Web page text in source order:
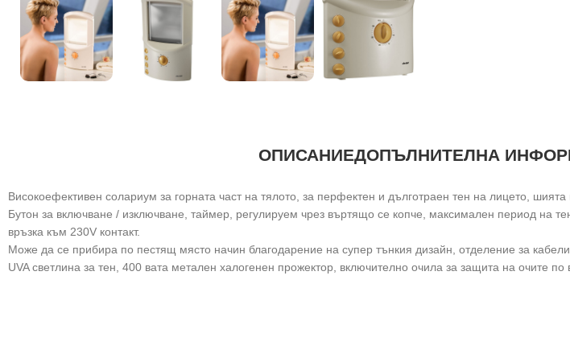
ОПИСАНИЕДОПЪЛНИТЕЛНА
Високоефективен солариум за горната част на тялото, за перфектен и дълготраен тен на лицето, шията
Бутон за включване / изключване, таймер, регулируем чрез въртящо се копче, максимален период на
връзка към 230V контакт.
Може да се прибира по пестящ място начин благодарение на супер тънкия дизайн, отделение за
UVA светлина за тен, 400 вата метален халогенен прожектор, включително очила за защита на очите